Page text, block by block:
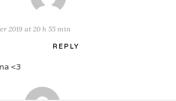
2019 at 20 h 55 min
REPLY
<3